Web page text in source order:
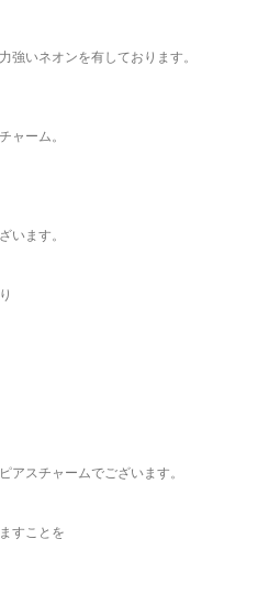
強いネオンを有しております。
ャーム。
います。
アスチャームでございます。
すことを